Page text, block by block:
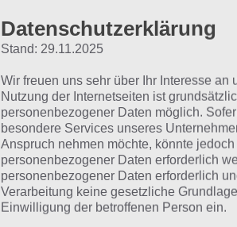
HERBST
Bei dieser Lösung handelt es sich
wir noch die Links beispielsweise
Tägliches Rätsel:Zur Lösung vom
Rätsel aus dem Jahr 2019:Schau
gesucht war
Zur Übersicht:4 Bilder 1 Wort
Datenschutzerklärung
Stand: 29.11.2025
Wir freuen uns sehr über Ihr Interesse an
Nutzung der Internetseiten ist
personenbezogener Daten möglich.
besondere Services unseres
Anspruch nehmen möchte, könnte
personenbezogener Daten erforderlich
personenbezogener Daten erforderlich
Verarbeitung keine gesetzliche
Einwilligung der betroffenen Person ein.